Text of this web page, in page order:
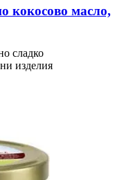
кокосово масло,
сладко
изделия